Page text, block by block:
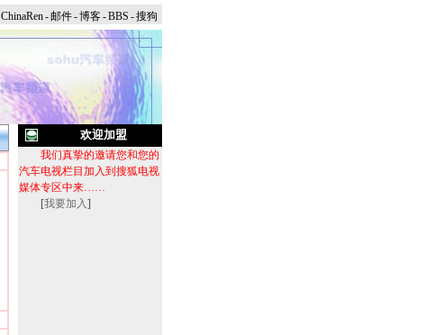
ChinaRen-邮件-博客-BBS -搜狗
欢迎加盟
我们真挚的邀请您和您的
汽车电视栏目加入到搜狐电视
媒体专区中来……
[我要加入]